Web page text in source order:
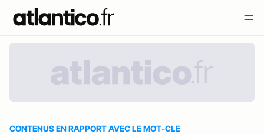
CONTENUS EN RAPPORT AVEC LE MOT-CLE